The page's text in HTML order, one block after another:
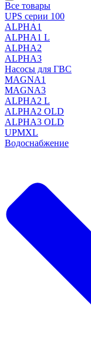
Все товары
UPS серии 100
ALPHA1
ALPHA1 L
ALPHA2
ALPHA3
Насосы для ГВС
MAGNA1
MAGNA3
ALPHA2 L
ALPHA2 OLD
ALPHA3 OLD
UPMXL
Водоснабжение